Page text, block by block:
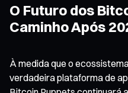
O Futuro dos
Caminho Após
À medida que o
verdadeira plataforma de